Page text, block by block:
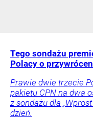
Tego sondażu
Polacy o
Prawie dwie trzecie
pakietu CPN na dwa
z sondażu dla
dzień.